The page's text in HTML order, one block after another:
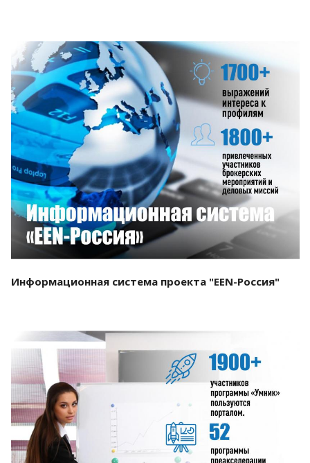
Смотреть проект
Информационная система проекта "EEN-Россия"
Смотреть проект